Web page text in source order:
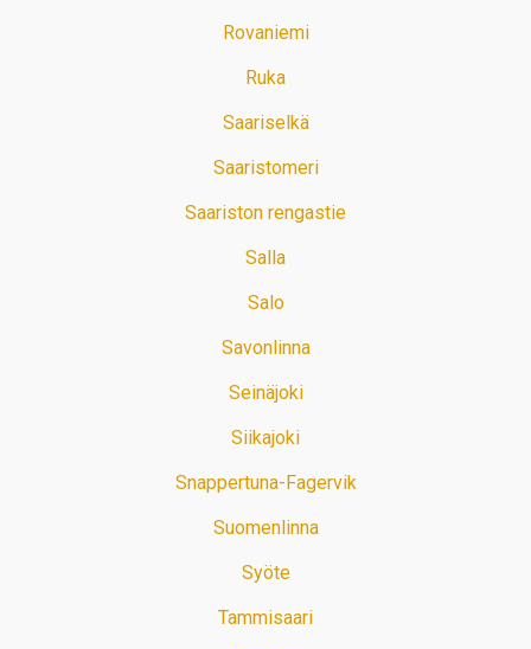
Rovaniemi
Ruka
Saariselkä
Saaristomeri
Saariston rengastie
Salla
Salo
Savonlinna
Seinäjoki
Siikajoki
Snappertuna-Fagervik
Suomenlinna
Syöte
Tammisaari